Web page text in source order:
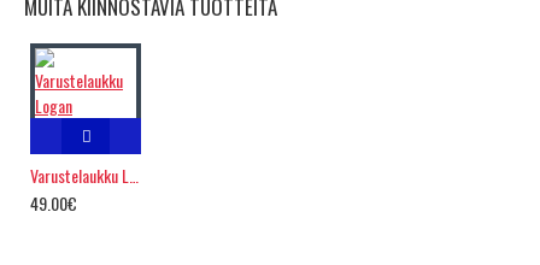
MUITA KIINNOSTAVIA TUOTTEITA
49.00€